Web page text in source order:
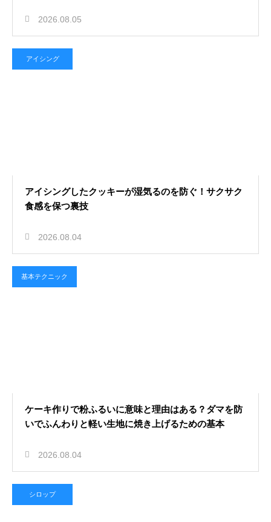
2026.08.05
アイシング
アイシングしたクッキーが湿気るのを防ぐ！サクサク
食感を保つ裏技
2026.08.04
基本テクニック
ケーキ作りで粉ふるいに意味と理由はある？ダマを防
いでふんわりと軽い生地に焼き上げるための基本
2026.08.04
シロップ